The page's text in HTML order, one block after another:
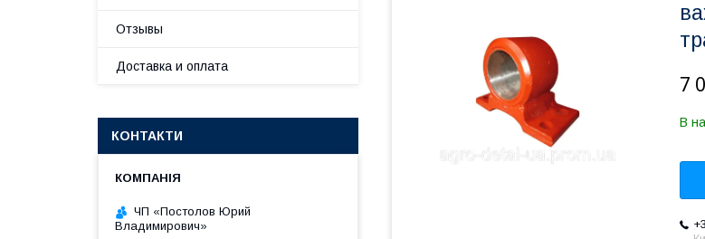
7
В
Отзывы
Доставка и оплата
КОНТАКТИ
ЧП «Постолов Юрий
Владимирович»